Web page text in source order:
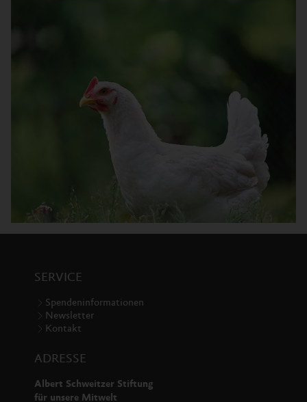
SERVICE
Spendeninformationen
Newsletter
Kontakt
ADRESSE
Albert Schweitzer Stiftung
für unsere Mitwelt